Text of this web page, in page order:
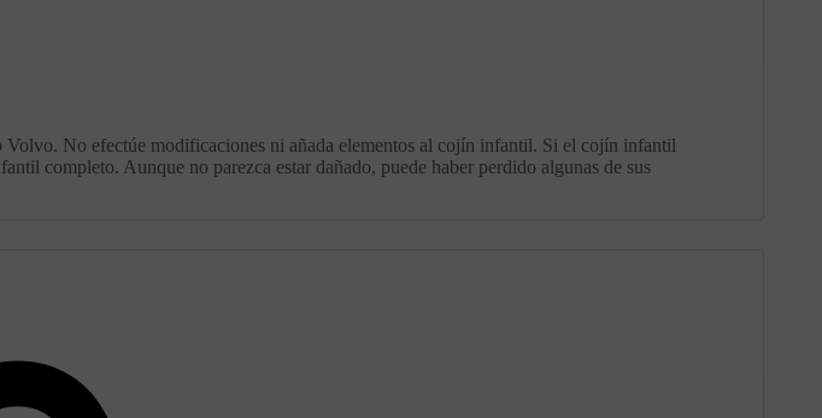
No efectúe modificaciones ni añada elementos al cojín infantil. Si el cojín infantil
completo. Aunque no parezca estar dañado, puede haber perdido algunas de sus